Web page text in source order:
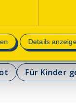
Details
rund um die
wird im
gesorgt.
Für Kinder